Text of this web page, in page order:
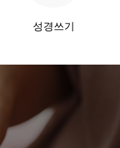
성경쓰기